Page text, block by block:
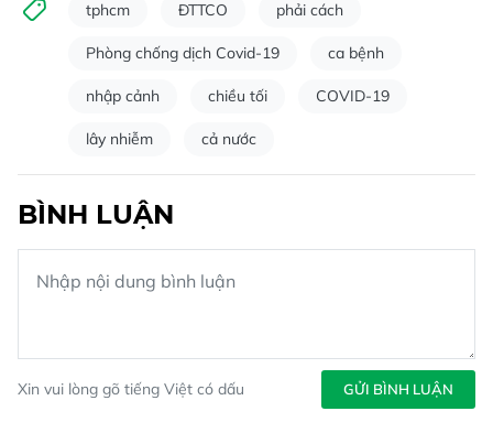
tphcm ĐTTCO phải cách
Phòng chống dịch Covid-19 ca bệnh
nhập cảnh chiều tối COVID-19
lây nhiễm cả nước
BÌNH LUẬN
Xin vui lòng gõ tiếng Việt có dấu GỬI BÌNH LUẬN